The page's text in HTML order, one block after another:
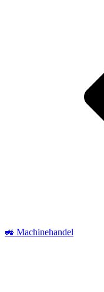
🚜 Machinehandel